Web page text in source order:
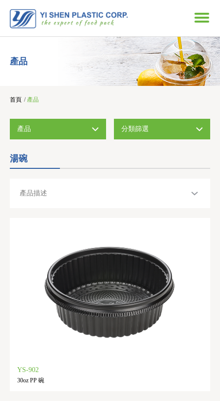
產品
首頁 / 產品
產品 分類篩選
湯碗
產品描述
YS-902
30oz PP 碗